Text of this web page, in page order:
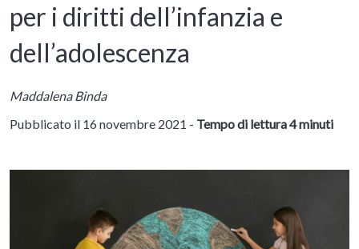
per i diritti dell’infanzia e
dell’adolescenza
Maddalena Binda
Pubblicato il 16 novembre 2021 - Tempo di lettura 4 minuti